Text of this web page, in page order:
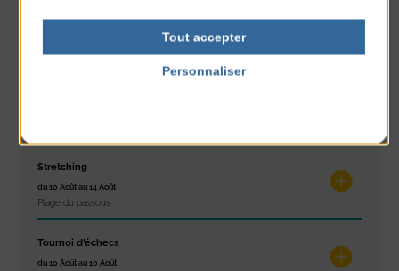
Stretching
du 10 Août au 14 Août
Plage du passous
Tournoi d’échecs
du 10 Août au 10 Août
Tout accepter
Personnaliser